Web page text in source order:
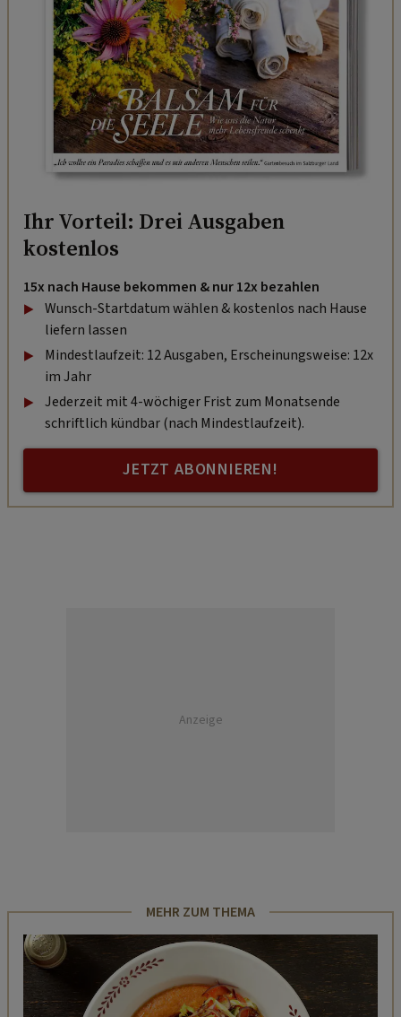
Ihr Vorteil: Drei Ausgaben
kostenlos
15x nach Hause bekommen & nur 12x bezahlen
Wunsch-Startdatum wählen & kostenlos nach Hause
liefern lassen
Mindestlaufzeit: 12 Ausgaben, Erscheinungsweise: 12x
im Jahr
Jederzeit mit 4-wöchiger Frist zum Monatsende
schriftlich kündbar (nach Mindestlaufzeit).
JETZT ABONNIEREN!
Anzeige
MEHR ZUM THEMA